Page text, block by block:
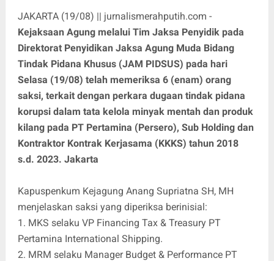
JAKARTA (19/08) || jurnalismerahputih.com -
Kejaksaan Agung melalui Tim Jaksa Penyidik pada
Direktorat Penyidikan Jaksa Agung Muda Bidang
Tindak Pidana Khusus (JAM PIDSUS) pada hari
Selasa (19/08) telah memeriksa 6 (enam) orang
saksi, terkait dengan perkara dugaan tindak pidana
korupsi dalam tata kelola minyak mentah dan produk
kilang pada PT Pertamina (Persero), Sub Holding dan
Kontraktor Kontrak Kerjasama (KKKS) tahun 2018
s.d. 2023. Jakarta
Kapuspenkum Kejagung Anang Supriatna SH, MH
menjelaskan saksi yang diperiksa berinisial:
1. MKS selaku VP Financing Tax & Treasury PT
Pertamina International Shipping.
2. MRM selaku Manager Budget & Performance PT